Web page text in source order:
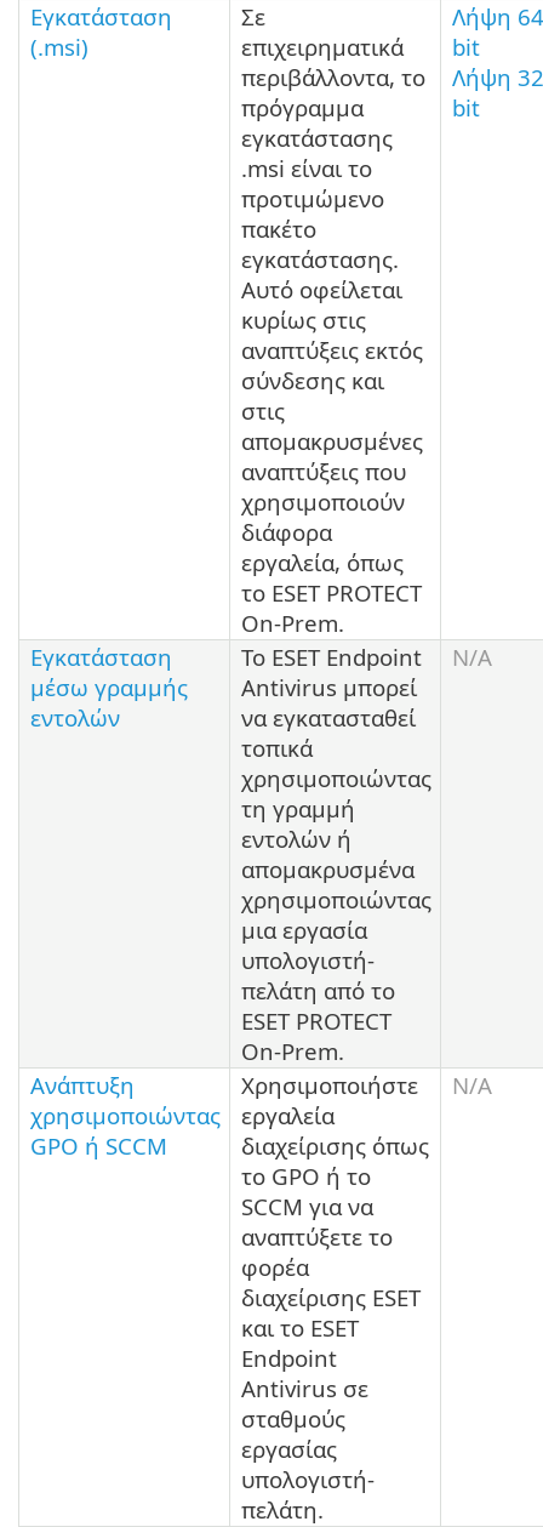
Εγκατάσταση
(.msi)
Σε
επιχειρηματικά
περιβάλλοντα, το
πρόγραμμα
εγκατάστασης
.msi είναι το
προτιμώμενο
πακέτο
εγκατάστασης.
Αυτό οφείλεται
κυρίως στις
αναπτύξεις εκτός
σύνδεσης και
στις
απομακρυσμένες
αναπτύξεις που
χρησιμοποιούν
διάφορα
εργαλεία, όπως
το ESET PROTECT
On-Prem.
Λήψη 64
bit
Λήψη 32
bit
Εγκατάσταση
μέσω γραμμής
εντολών
Το ESET Endpoint
Antivirus μπορεί
να εγκατασταθεί
τοπικά
χρησιμοποιώντας
τη γραμμή
εντολών ή
απομακρυσμένα
χρησιμοποιώντας
μια εργασία
υπολογιστή-
πελάτη από το
ESET PROTECT
On-Prem.
N/A
Ανάπτυξη
χρησιμοποιώντας
GPO ή SCCM
Χρησιμοποιήστε
εργαλεία
διαχείρισης όπως
το GPO ή το
SCCM για να
αναπτύξετε το
φορέα
διαχείρισης ESET
και το ESET
Endpoint
Antivirus σε
σταθμούς
εργασίας
υπολογιστή-
πελάτη.
N/A